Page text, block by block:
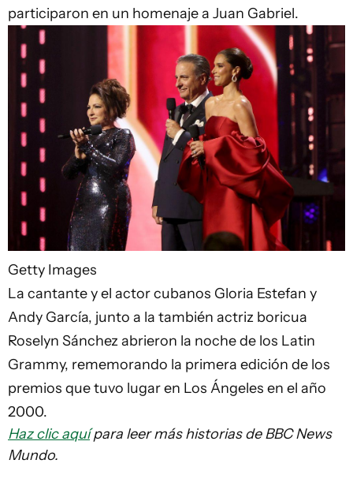
participaron en un homenaje a Juan Gabriel.
Getty Images
La cantante y el actor cubanos Gloria Estefan y
Andy García, junto a la también actriz boricua
Roselyn Sánchez abrieron la noche de los Latin
Grammy, rememorando la primera edición de los
premios que tuvo lugar en Los Ángeles en el año
2000.
Haz clic aquípara leer más historias de BBC News
Mundo.